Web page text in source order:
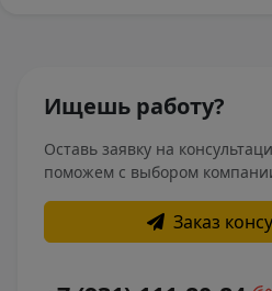
Ищешь работу?
Оставь заявку на
поможем с выбором
Заказ